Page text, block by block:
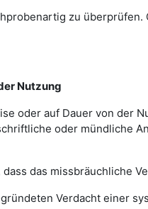
zu
Nutzung
oder auf Dauer von der
oder mündliche
das missbräuchliche
Verdacht einer